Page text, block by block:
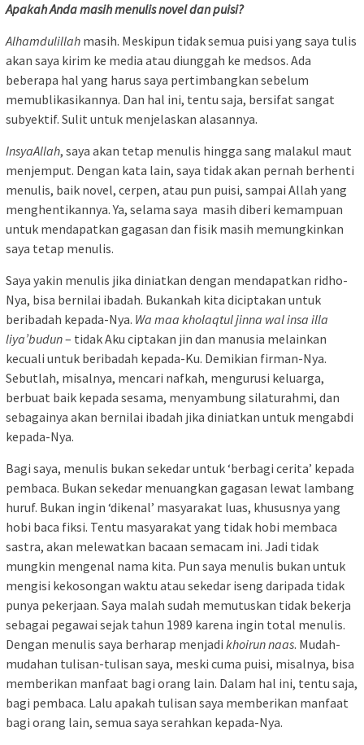
Apakah Anda masih menulis novel dan puisi?
Alhamdulillah masih. Meskipun tidak semua puisi yang saya tulis
akan saya kirim ke media atau diunggah ke medsos. Ada
beberapa hal yang harus saya pertimbangkan sebelum
memublikasikannya. Dan hal ini, tentu saja, bersifat sangat
subyektif. Sulit untuk menjelaskan alasannya.
InsyaAllah, saya akan tetap menulis hingga sang malakul maut
menjemput. Dengan kata lain, saya tidak akan pernah berhenti
menulis, baik novel, cerpen, atau pun puisi, sampai Allah yang
menghentikannya. Ya, selama saya masih diberi kemampuan
untuk mendapatkan gagasan dan fisik masih memungkinkan
saya tetap menulis.
Saya yakin menulis jika diniatkan dengan mendapatkan ridho-
Nya, bisa bernilai ibadah. Bukankah kita diciptakan untuk
beribadah kepada-Nya. Wa maa kholaqtul jinna wal insa illa
liya’budun– tidak Aku ciptakan jin dan manusia melainkan
kecuali untuk beribadah kepada-Ku. Demikian firman-Nya.
Sebutlah, misalnya, mencari nafkah, mengurusi keluarga,
berbuat baik kepada sesama, menyambung silaturahmi, dan
sebagainya akan bernilai ibadah jika diniatkan untuk mengabdi
kepada-Nya.
Bagi saya, menulis bukan sekedar untuk ‘berbagi cerita’ kepada
pembaca. Bukan sekedar menuangkan gagasan lewat lambang
huruf. Bukan ingin ‘dikenal’ masyarakat luas, khususnya yang
hobi baca fiksi. Tentu masyarakat yang tidak hobi membaca
sastra, akan melewatkan bacaan semacam ini. Jadi tidak
mungkin mengenal nama kita. Pun saya menulis bukan untuk
mengisi kekosongan waktu atau sekedar iseng daripada tidak
punya pekerjaan. Saya malah sudah memutuskan tidak bekerja
sebagai pegawai sejak tahun 1989 karena ingin total menulis.
Dengan menulis saya berharap menjadi khoirun naas. Mudah-
mudahan tulisan-tulisan saya, meski cuma puisi, misalnya, bisa
memberikan manfaat bagi orang lain. Dalam hal ini, tentu saja,
bagi pembaca. Lalu apakah tulisan saya memberikan manfaat
bagi orang lain, semua saya serahkan kepada-Nya.